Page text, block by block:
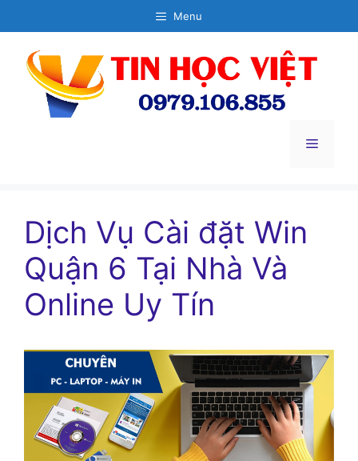
đến
dung
Menu
Menu
Dịch Vụ Cài đặt Win
Quận 6 Tại Nhà Và
Online Uy Tín